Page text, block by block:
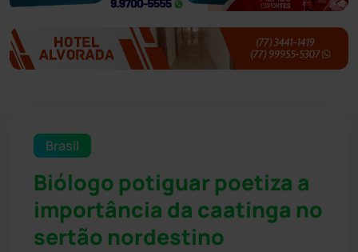
Brasil
Biólogo potiguar poetiza a
importância da caatinga no
sertão nordestino